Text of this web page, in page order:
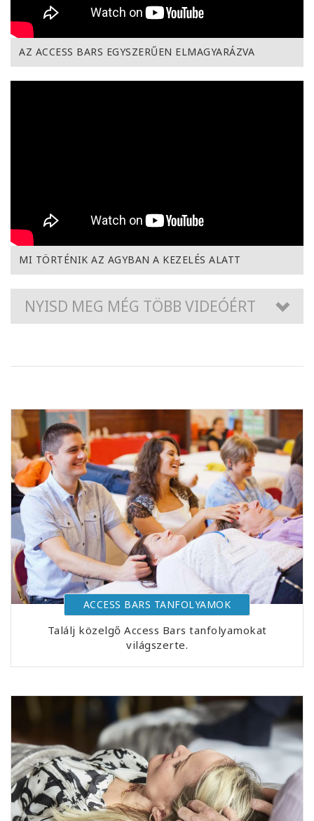
AZ ACCESS BARS EGYSZERŰEN ELMAGYARÁZVA
MI TÖRTÉNIK AZ AGYBAN A KEZELÉS ALATT
NYISD MEG MÉG TÖBB VIDEÓÉRT
ACCESS BARS TANFOLYAMOK
Találj közelgő Access Bars tanfolyamokat
világszerte.